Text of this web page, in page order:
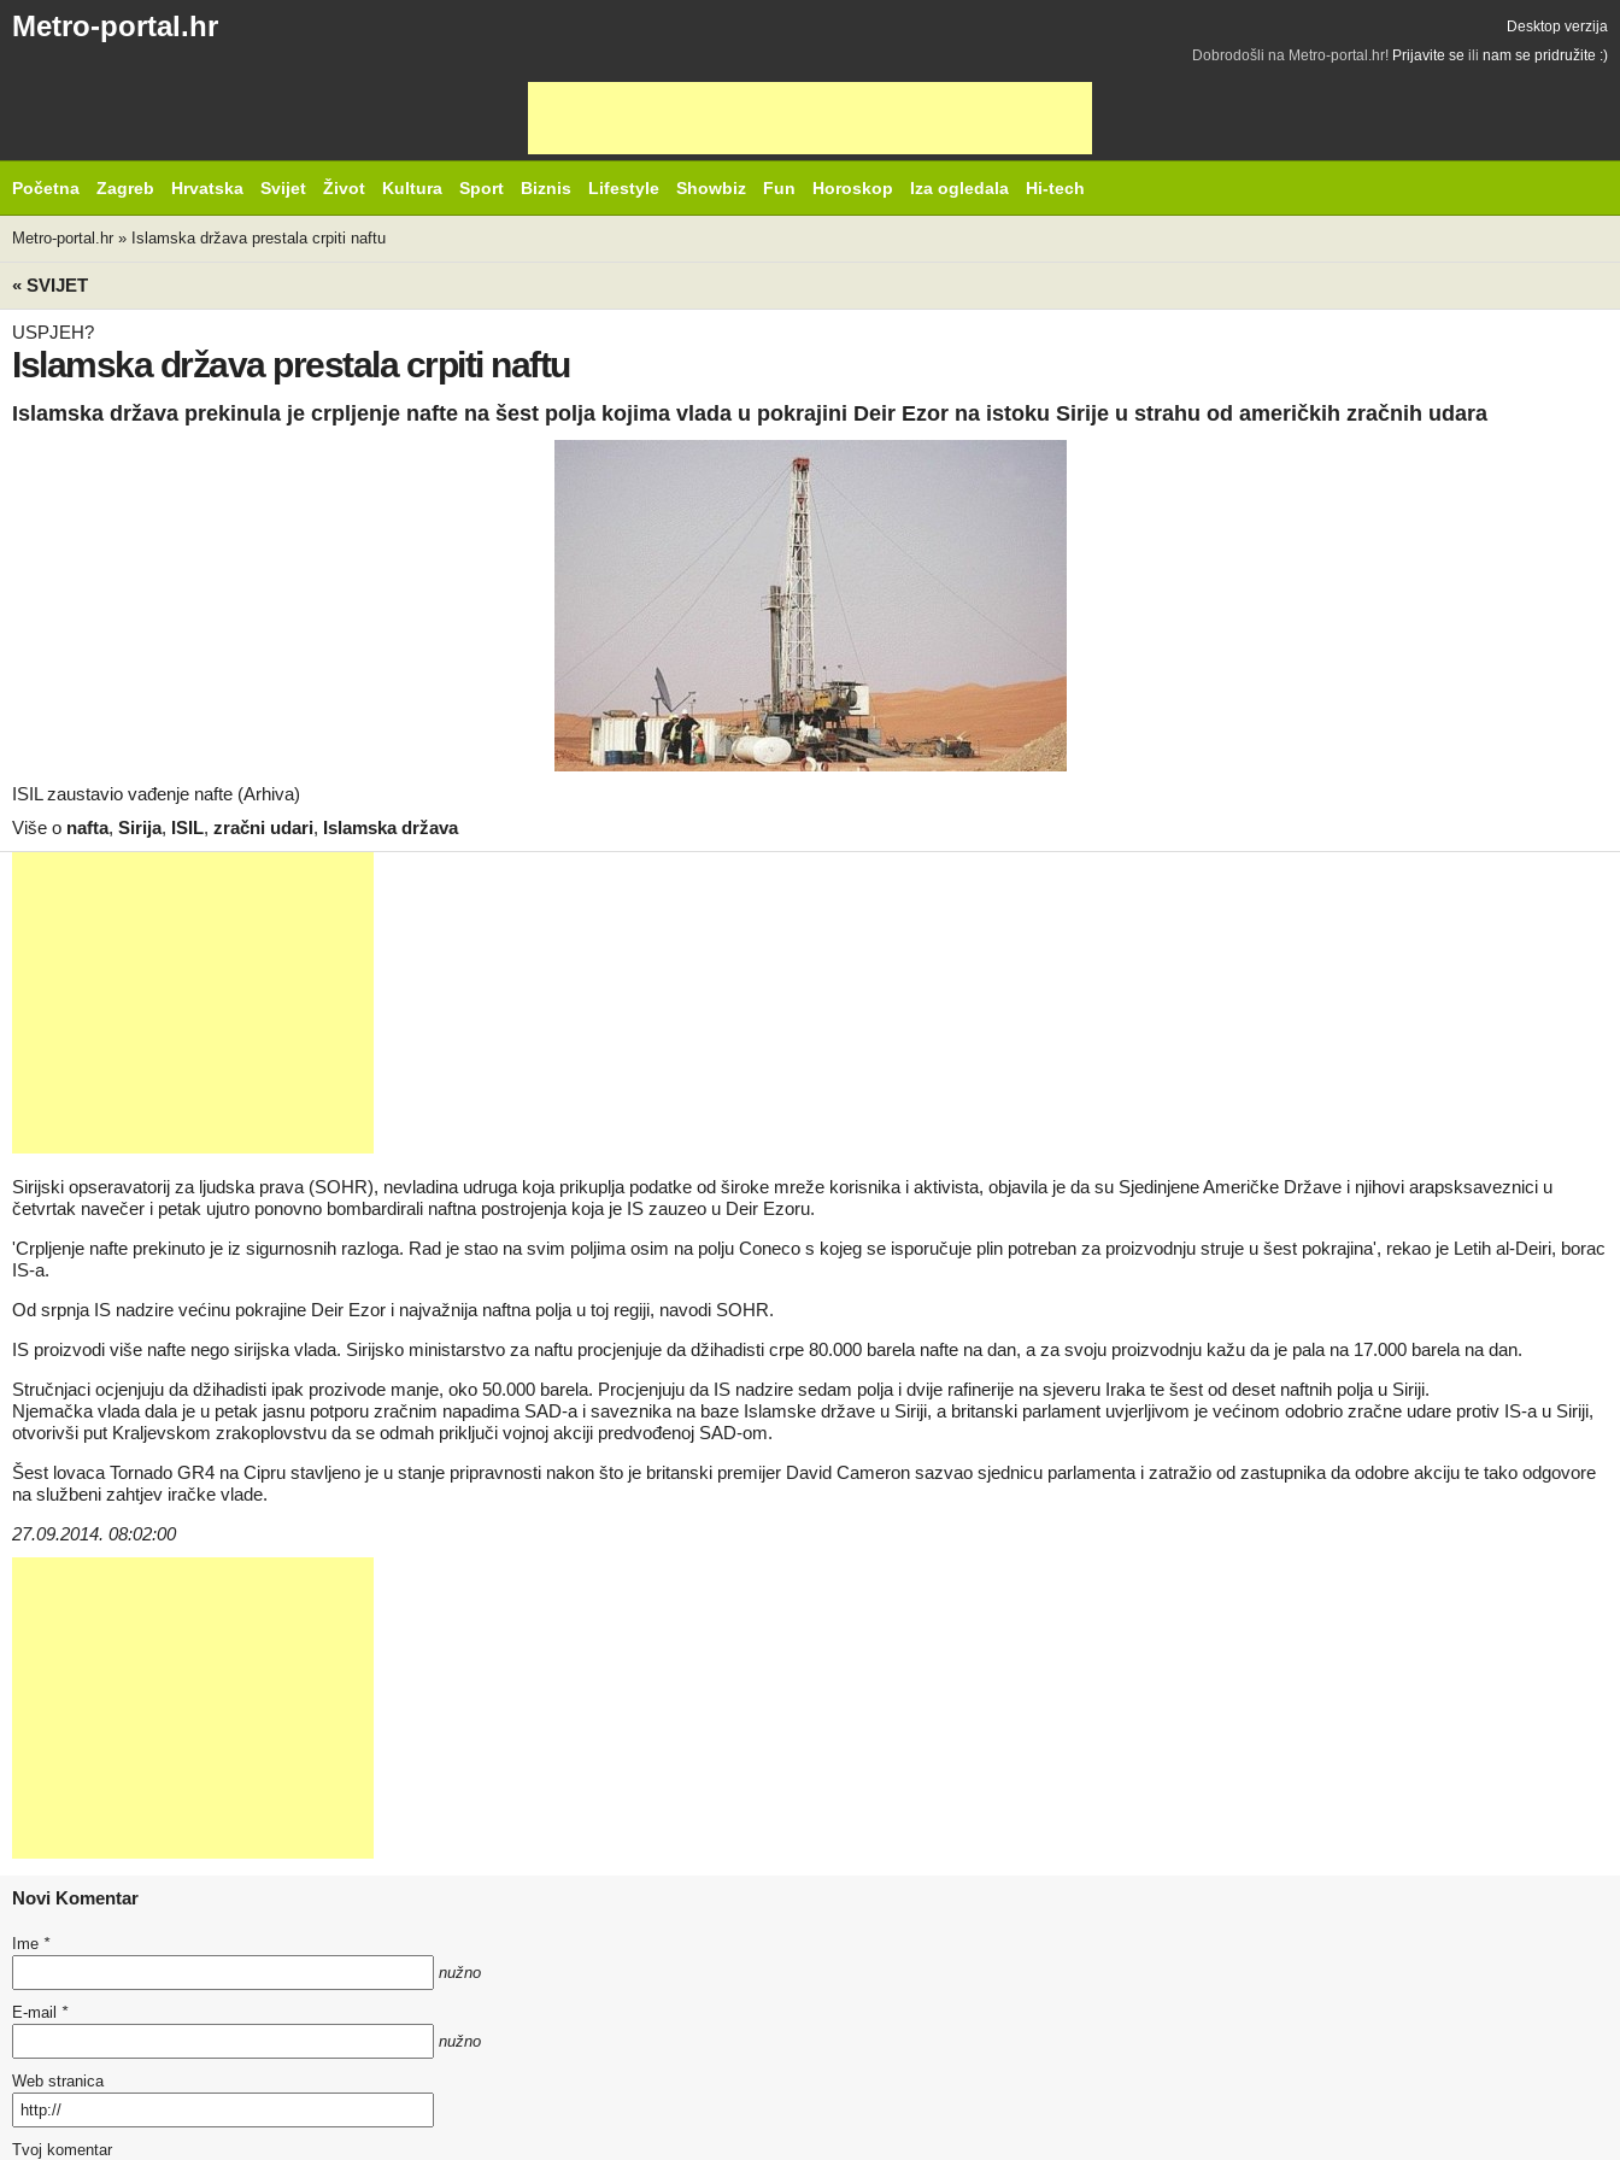
Metro-portal.hr
Desktop verzija
Dobrodošli na Metro-portal.hr! Prijavite se ili nam se pridružite :)
Početna Zagreb Hrvatska Svijet Život Kultura Sport Biznis Lifestyle Showbiz Fun Horoskop Iza ogledala Hi-tech
Metro-portal.hr » Islamska država prestala crpiti naftu
« SVIJET
USPJEH?
Islamska država prestala crpiti naftu
Islamska država prekinula je crpljenje nafte na šest polja kojima vlada u pokrajini Deir Ezor na istoku Sirije u strahu od američkih zračnih udara
ISIL zaustavio vađenje nafte (Arhiva)
Više o nafta, Sirija, ISIL, zračni udari, Islamska država
Sirijski opseravatorij za ljudska prava (SOHR), nevladina udruga koja prikuplja podatke od široke mreže korisnika i aktivista, objavila je da su Sjedinjene Američke Države i njihovi arapsksaveznici u
četvrtak navečer i petak ujutro ponovno bombardirali naftna postrojenja koja je IS zauzeo u Deir Ezoru.
'Crpljenje nafte prekinuto je iz sigurnosnih razloga. Rad je stao na svim poljima osim na polju Coneco s kojeg se isporučuje plin potreban za proizvodnju struje u šest pokrajina', rekao je Letih al-Deiri, borac
IS-a.
Od srpnja IS nadzire većinu pokrajine Deir Ezor i najvažnija naftna polja u toj regiji, navodi SOHR.
IS proizvodi više nafte nego sirijska vlada. Sirijsko ministarstvo za naftu procjenjuje da džihadisti crpe 80.000 barela nafte na dan, a za svoju proizvodnju kažu da je pala na 17.000 barela na dan.
Stručnjaci ocjenjuju da džihadisti ipak prozivode manje, oko 50.000 barela. Procjenjuju da IS nadzire sedam polja i dvije rafinerije na sjeveru Iraka te šest od deset naftnih polja u Siriji.
Njemačka vlada dala je u petak jasnu potporu zračnim napadima SAD-a i saveznika na baze Islamske države u Siriji, a britanski parlament uvjerljivom je većinom odobrio zračne udare protiv IS-a u Siriji,
otvorivši put Kraljevskom zrakoplovstvu da se odmah priključi vojnoj akciji predvođenoj SAD-om.
Šest lovaca Tornado GR4 na Cipru stavljeno je u stanje pripravnosti nakon što je britanski premijer David Cameron sazvao sjednicu parlamenta i zatražio od zastupnika da odobre akciju te tako odgovore
na službeni zahtjev iračke vlade.
27.09.2014. 08:02:00
Novi Komentar
Ime *
nužno
E-mail *
nužno
Web stranica
Tvoj komentar